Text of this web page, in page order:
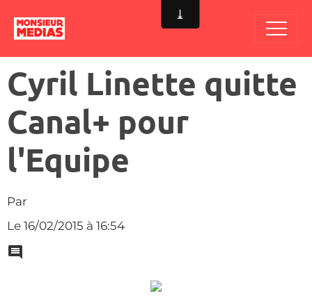
Cyril Linette quitte
Canal+ pour
l'Equipe
Par
Le 16/02/2015 à 16:54